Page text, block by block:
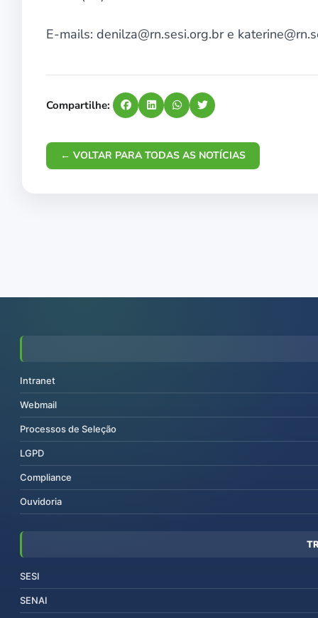
E-mails: denilza@rn.sesi.org.br e
Compartilhe:
← VOLTAR PARA TODAS AS NOTÍCIAS
Intranet
Webmail
Processos de Seleção
LGPD
Compliance
Ouvidoria
SESI
SENAI